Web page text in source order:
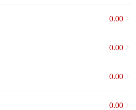
0.00
0.00
0.00
0.00